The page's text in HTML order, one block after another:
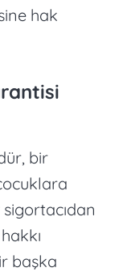
hak
bir
başka